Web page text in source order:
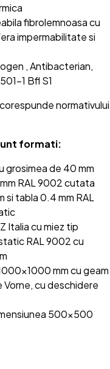
fibrolemnoasa cu
impermabilitate si
, Antibacterian,
1 Bfl S1
normativului
formati:
grosimea de 40 mm
RAL 9002 cutata
si tabla 0.4 mm RAL
Italia cu miez tip
RAL 9002 cu
mm cu geam
cu deschidere
500x500